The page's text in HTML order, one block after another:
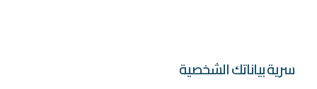
سرية بياناتك الشخصية